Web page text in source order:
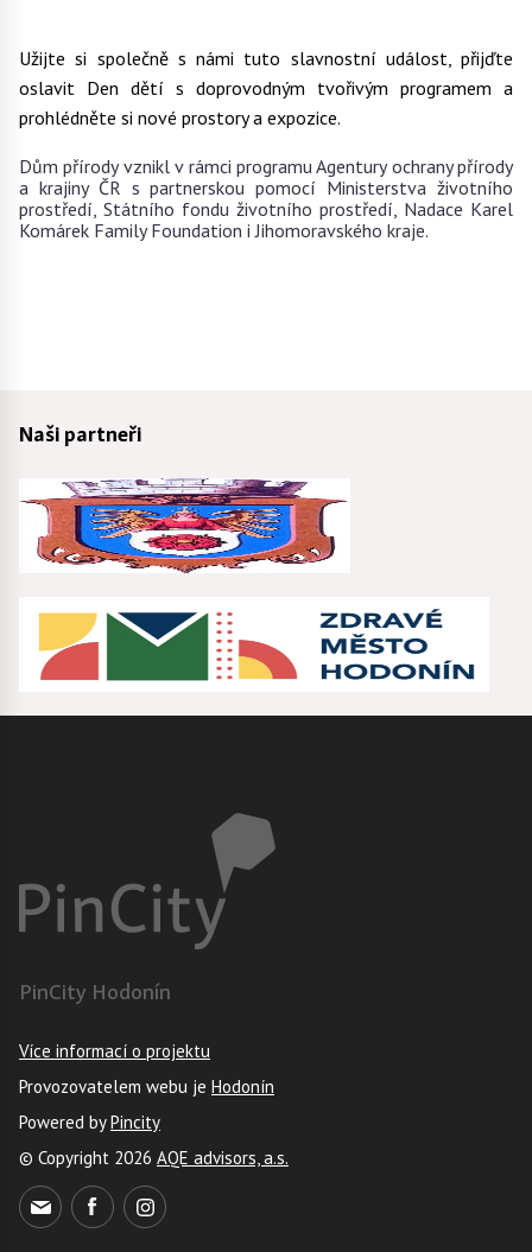
Užijte si společně s námi tuto slavnostní událost, přijďte
oslavit Den dětí s doprovodným tvořivým programem a
prohlédněte si nové prostory a expozice.
Dům přírody vznikl v rámci programu Agentury ochrany přírody
a krajiny ČR s partnerskou pomocí Ministerstva životního
prostředí, Státního fondu životního prostředí, Nadace Karel
Komárek Family Foundation i Jihomoravského kraje.
Naši partneři
PinCity Hodonín
Více informací o projektu
Provozovatelem webu je Hodonín
Powered byPincity
© Copyright 2026 AQE advisors, a.s.